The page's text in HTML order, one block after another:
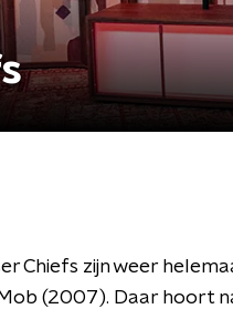
Chiefs zijn weer
(2007). Daar hoort